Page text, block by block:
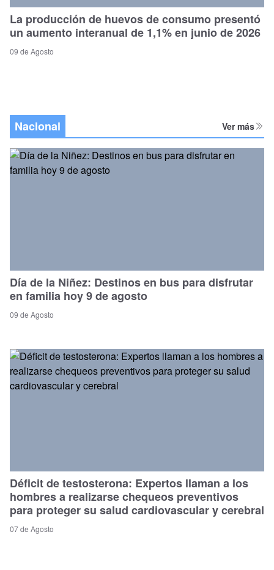
La producción de huevos de consumo presentó
un aumento interanual de 1,1% en junio de 2026
09 de Agosto
Nacional Ver más
Día de la Niñez: Destinos en bus para disfrutar
en familia hoy 9 de agosto
09 de Agosto
Déficit de testosterona: Expertos llaman a los
hombres a realizarse chequeos preventivos
para proteger su salud cardiovascular y cerebral
07 de Agosto